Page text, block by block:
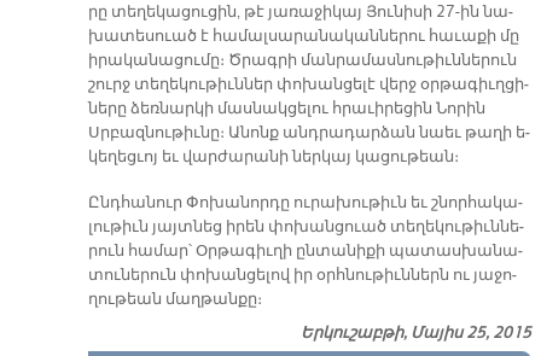
րը տե­ղե­կա­ցու­ցին, թէ յա­ռա­ջի­կայ Յու­նի­սի 27-ին նա­
խա­տե­սուած է հա­մալ­սա­րա­նա­կան­նե­րու հա­ւա­քի մը
ի­րա­կա­նա­ցու­մը։ Ծրագ­րի ման­րա­մաս­նու­թիւն­նե­րուն
շուրջ տե­ղե­կու­թիւն­ներ փո­խան­ցե­լէ վերջ օր­թա­գիւղ­ցի­
նե­րը ձեռ­նար­կի մաս­նակ­ցե­լու հրա­ւի­րե­ցին Նո­րին
Սրբազ­նու­թիւ­նը։ Ա­նոնք անդ­րա­դար­ձան նաեւ թա­ղի ե­
կե­ղեց­ւոյ եւ վար­ժա­րա­նի ներ­կայ կա­ցու­թեան։
Ընդ­հա­նուր Փո­խա­նոր­դը ու­րա­խու­թիւն եւ շնոր­հա­կա­
լու­թիւն յայտ­նեց ի­րեն փո­խան­ցուած տե­ղե­կու­թիւն­նե­
րուն հա­մար՝ Օր­թա­գիւ­ղի ըն­տա­նի­քի պա­տաս­խա­նա­
տու­նե­րուն փո­խան­ցե­լով իր օրհ­նու­թիւն­ներն ու յա­ջո­
ղու­թեան մաղ­թան­քը։
Երկուշաբթի, Մայիս 25, 2015